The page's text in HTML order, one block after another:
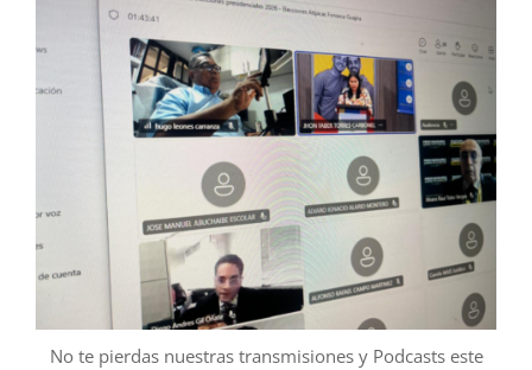
No te pierdas nuestras transmisiones y Podcasts este